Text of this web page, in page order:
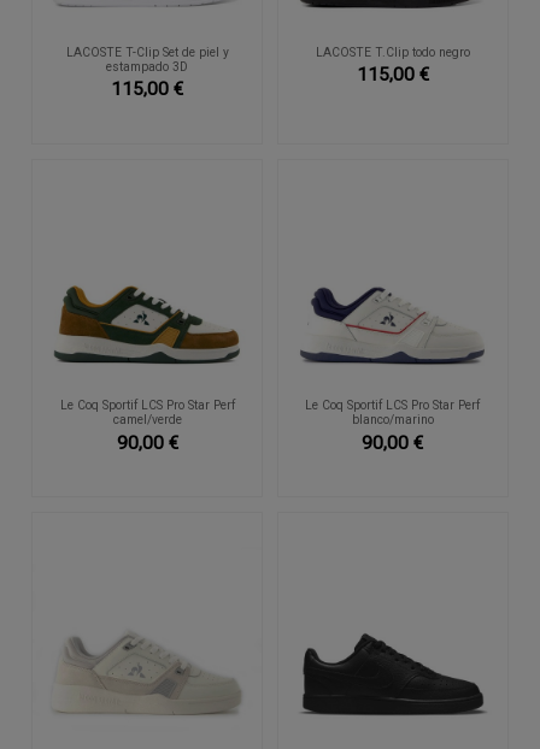
LACOSTE T-Clip Set de piel y
estampado 3D
115,00 €
LACOSTE T.Clip todo negro
115,00 €
Le Coq Sportif LCS Pro Star Perf
camel/verde
90,00 €
Le Coq Sportif LCS Pro Star Perf
blanco/marino
90,00 €